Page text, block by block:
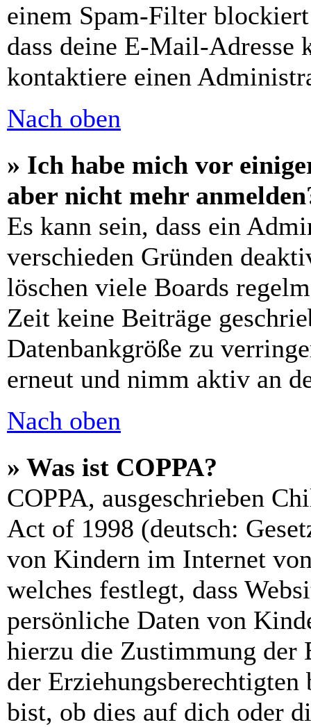
einem Spam-Filter
dass deine E-Mail-Adresse
kontaktiere einen
Nach oben
» Ich habe mich vor
aber nicht mehr
Es kann sein, dass ein
verschieden Gründen
löschen viele Boards
Zeit keine Beiträge
Datenbankgröße zu
erneut und nimm aktiv an
Nach oben
» Was ist COPPA?
COPPA, ausgeschrieben
Act of 1998 (deutsch:
von Kindern im Internet
welches festlegt, dass
persönliche Daten von
hierzu die Zustimmung der
der
bist, ob dies auf dich oder